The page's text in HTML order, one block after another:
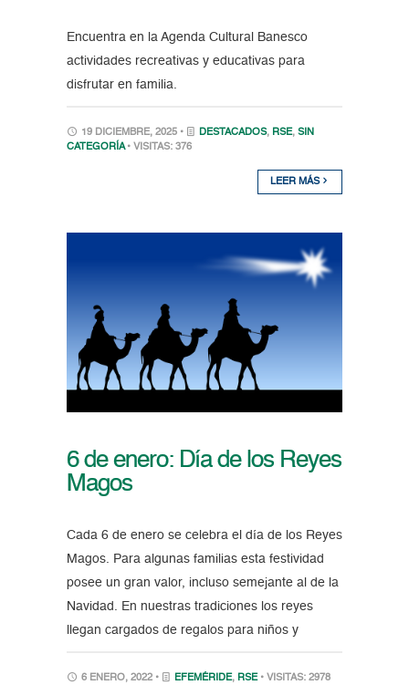
Encuentra en la Agenda Cultural Banesco
actividades recreativas y educativas para
disfrutar en familia.
19 DICIEMBRE, 2025 • DESTACADOS, RSE, SIN
CATEGORÍA • VISITAS: 376
LEER MÁS
6 de enero: Día de los Reyes
Magos
Cada 6 de enero se celebra el día de los Reyes
Magos. Para algunas familias esta festividad
posee un gran valor, incluso semejante al de la
Navidad. En nuestras tradiciones los reyes
llegan cargados de regalos para niños y
6 ENERO, 2022 • EFEMÉRIDE, RSE • VISITAS: 2978